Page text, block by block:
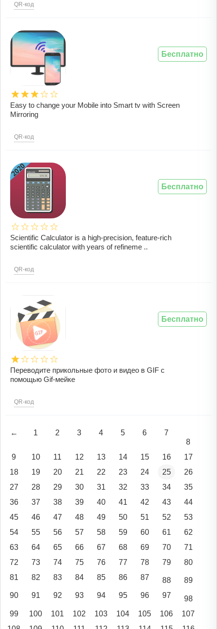
QR-код
Easy to change your Mobile into Smart tv with Screen
Mirroring
QR-код
Бесплатно
Scientific Calculator is a high-precision, feature-rich
scientific calculator with years of refineme ..
QR-код
Бесплатно
Переводите прикольные фото и видео в GIF с
помощью Gif-мейке
QR-код
Бесплатно
← 1 2 3 4 5 6
7
8
9
10 11 12 13 14 15 16
17
18
19 20 21 22 23 24 25
26
27
28 29 30 31 32 33 34
35
36
37 38 39 40 41 42 43
44
45
46 47 48 49 50 51 52
53
54
55 56 57 58 59 60 61
62
63
64 65 66 67 68 69 70
71
72
73 74 75 76 77 78 79
80
81
82 83 84 85 86 87 88
89
90
91 92 93 94 95 96 97
98
99
100 101 102 103 104 105 106
107